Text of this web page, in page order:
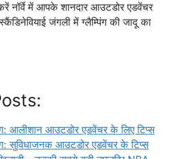
नॉर्वे में आपके शानदार आउटडोर एडवेंचर
जंगली में ग्लैम्पिंग की जादू का
आलीशान आउटडोर एडवेंचर के लिए टिप्स
सुविधाजनक आउटडोर एडवेंचर के टिप्स